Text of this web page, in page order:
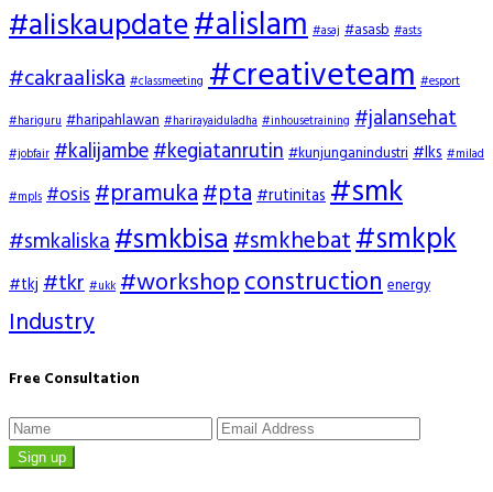
#aliskaupdate#alislam #asaj #asasb #asts
#cakraaliska #classmeeting #creativeteam #esport
#hariguru #haripahlawan #harirayaiduladha #inhousetraining #jalansehat
#jobfair #kalijambe#kegiatanrutin#kunjunganindustri#lks #milad
#mpls #osis#pramuka#pta#rutinitas#smk
#smkaliska#smkbisa#smkhebat#smkpk
#tkj #tkr #ukk #workshopconstructionenergy
Industry
Free Consultation
Sign up